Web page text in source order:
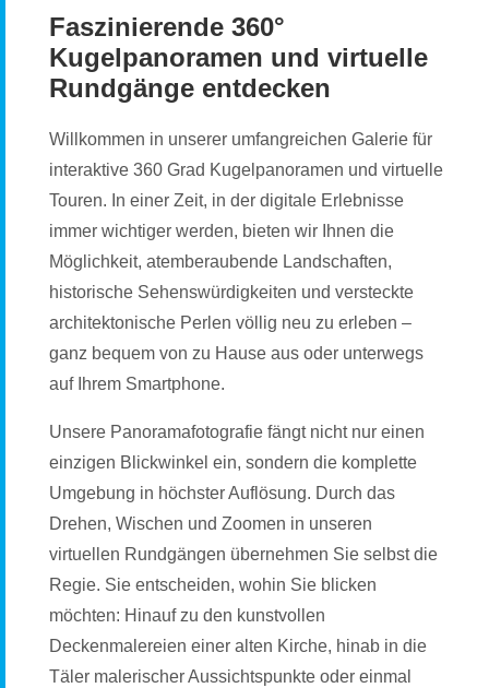
Faszinierende 360°
Kugelpanoramen und virtuelle
Rundgänge entdecken
Willkommen in unserer umfangreichen Galerie für
interaktive 360 Grad Kugelpanoramen und virtuelle
Touren. In einer Zeit, in der digitale Erlebnisse
immer wichtiger werden, bieten wir Ihnen die
Möglichkeit, atemberaubende Landschaften,
historische Sehenswürdigkeiten und versteckte
architektonische Perlen völlig neu zu erleben –
ganz bequem von zu Hause aus oder unterwegs
auf Ihrem Smartphone.
Unsere Panoramafotografie fängt nicht nur einen
einzigen Blickwinkel ein, sondern die komplette
Umgebung in höchster Auflösung. Durch das
Drehen, Wischen und Zoomen in unseren
virtuellen Rundgängen übernehmen Sie selbst die
Regie. Sie entscheiden, wohin Sie blicken
möchten: Hinauf zu den kunstvollen
Deckenmalereien einer alten Kirche, hinab in die
Täler malerischer Aussichtspunkte oder einmal